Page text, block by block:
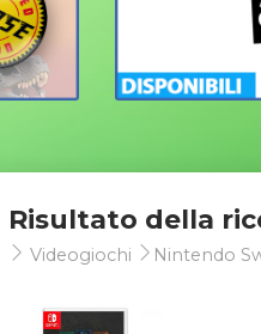
Risultato della
Videogiochi Nintendo